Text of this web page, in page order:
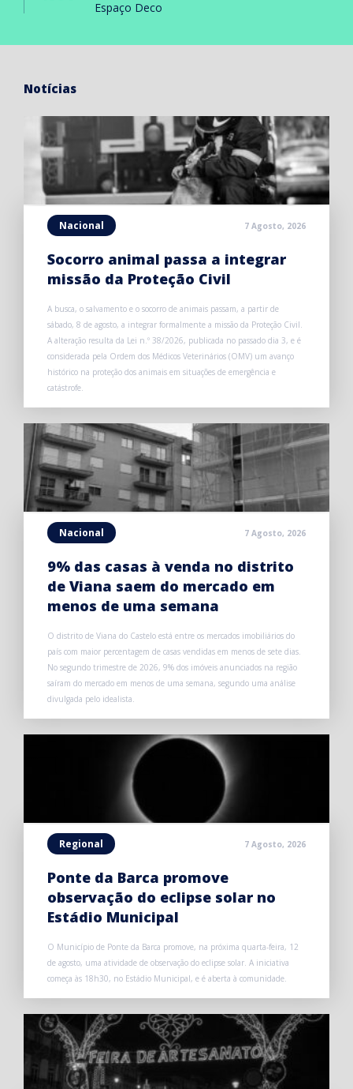
Espaço Deco
Notícias
Nacional 7 Agosto, 2026
Socorro animal passa a integrar
missão da Proteção Civil
A busca, o salvamento e o socorro de animais passam, a partir de
sábado, 8 de agosto, a integrar formalmente a missão da Proteção Civil.
A alteração resulta da Lei n.º 38/2026, publicada no passado dia 3, e é
considerada pela Ordem dos Médicos Veterinários (OMV) um avanço
histórico na proteção dos animais em situações de emergência e
catástrofe.
Nacional 7 Agosto, 2026
9% das casas à venda no distrito
de Viana saem do mercado em
menos de uma semana
O distrito de Viana do Castelo está entre os mercados imobiliários do
país com maior percentagem de casas vendidas em menos de sete dias.
No segundo trimestre de 2026, 9% dos imóveis anunciados na região
saíram do mercado em menos de uma semana, segundo uma análise
divulgada pelo idealista.
Regional 7 Agosto, 2026
Ponte da Barca promove
observação do eclipse solar no
Estádio Municipal
O Município de Ponte da Barca promove, na próxima quarta-feira, 12
de agosto, uma atividade de observação do eclipse solar. A iniciativa
começa às 18h30, no Estádio Municipal, e é aberta à comunidade.